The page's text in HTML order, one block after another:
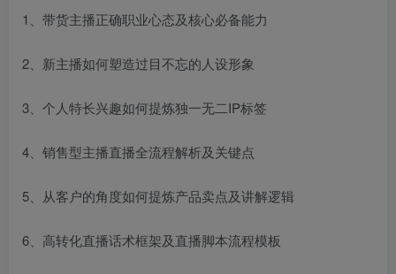
1、带货主播正确职业心态及核心必备能力
2、新主播如何塑造过目不忘的人设形象
3、个人特长兴趣如何提炼独一无二IP标签
4、销售型主播直播全流程解析及关键点
5、从客户的角度如何提炼产品卖点及讲解逻辑
6、高转化直播话术框架及直播脚本流程模板